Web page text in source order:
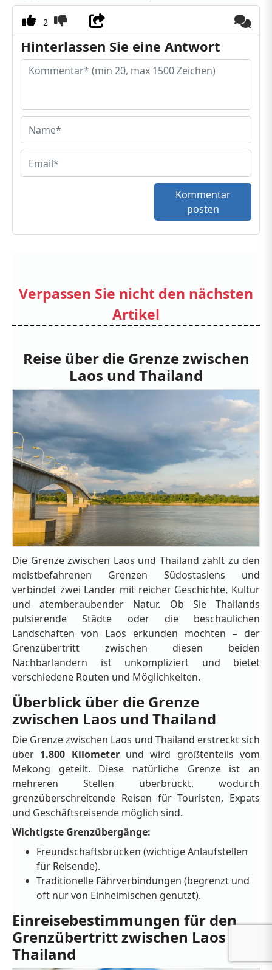
2
Hinterlassen Sie eine Antwort
Kommentar
posten
Verpassen Sie nicht den nächsten
Artikel
Reise über die Grenze zwischen
Laos und Thailand
Die Grenze zwischen Laos und Thailand zählt zu den
meistbefahrenen Grenzen Südostasiens und
verbindet zwei Länder mit reicher Geschichte, Kultur
und atemberaubender Natur. Ob Sie Thailands
pulsierende Städte oder die beschaulichen
Landschaften von Laos erkunden möchten – der
Grenzübertritt zwischen diesen beiden
Nachbarländern ist unkompliziert und bietet
verschiedene Routen und Möglichkeiten.
Überblick über die Grenze
zwischen Laos und Thailand
Die Grenze zwischen Laos und Thailand erstreckt sich
über 1.800 Kilometerund wird größtenteils vom
Mekong geteilt. Diese natürliche Grenze ist an
mehreren Stellen überbrückt, wodurch
grenzüberschreitende Reisen für Touristen, Expats
und Geschäftsreisende möglich sind.
Wichtigste Grenzübergänge:
Freundschaftsbrücken (wichtige Anlaufstellen
für Reisende).
Traditionelle Fährverbindungen (begrenzt und
oft nur von Einheimischen genutzt).
Einreisebestimmungen für den
Grenzübertritt zwischen Laos und
Thailand